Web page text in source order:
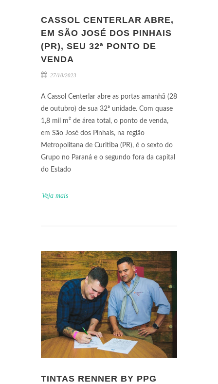
CASSOL CENTERLAR ABRE,
EM SÃO JOSÉ DOS PINHAIS
(PR), SEU 32ª PONTO DE
VENDA
27/10/2023
A Cassol Centerlar abre as portas amanhã (28
de outubro) de sua 32ª unidade. Com quase
1,8 mil m² de área total, o ponto de venda,
em São José dos Pinhais, na região
Metropolitana de Curitiba (PR), é o sexto do
Grupo no Paraná e o segundo fora da capital
do Estado
Veja mais
TINTAS RENNER BY PPG